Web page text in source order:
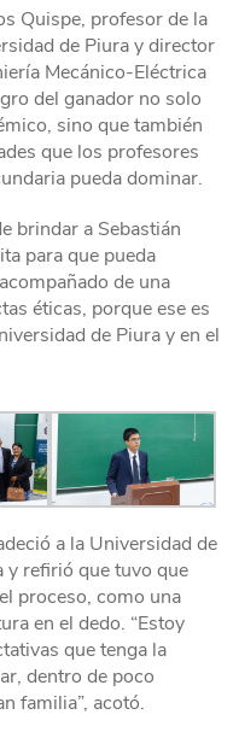
Quispe, profesor de la
de Piura y director
Mecánico-Eléctrica
del ganador no solo
sino que también
que los profesores
pueda dominar.
brindar a Sebastián
para que pueda
de una
éticas, porque ese es
de Piura y en el
a la Universidad de
refirió que tuvo que
proceso, como una
en el dedo. “Estoy
que tenga la
dentro de poco
familia”, acotó.